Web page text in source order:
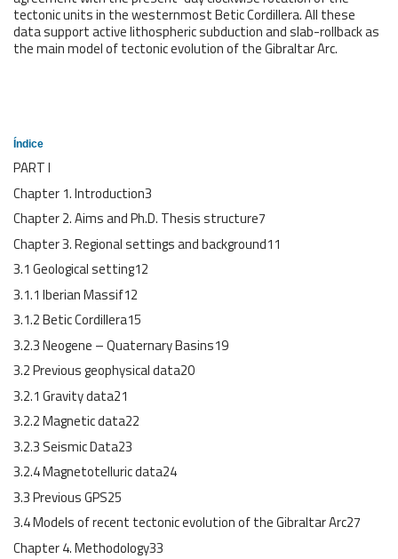
tectonic units in the westernmost Betic Cordillera. All these
data support active lithospheric subduction and slab-rollback as
the main model of tectonic evolution of the Gibraltar Arc.
Índice
PART I
Chapter 1. Introduction3
Chapter 2. Aims and Ph.D. Thesis structure7
Chapter 3. Regional settings and background11
3.1 Geological setting12
3.1.1 Iberian Massif12
3.1.2 Betic Cordillera15
3.2.3 Neogene – Quaternary Basins19
3.2 Previous geophysical data20
3.2.1 Gravity data21
3.2.2 Magnetic data22
3.2.3 Seismic Data23
3.2.4 Magnetotelluric data24
3.3 Previous GPS25
3.4 Models of recent tectonic evolution of the Gibraltar Arc27
Chapter 4. Methodology33